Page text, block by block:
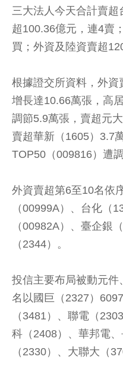
三大法人今天合計賣
超100.36億元，連4賣
買；外資及陸資賣超
根據證交所資料，外
增長達10.66萬張，高
調節5.9萬張，賣超元
賣超華新（1605）3.7
TOP50（009816）遭
外資賣超第6至10名依
（00999A）、台化（
（00982A）、臺企銀
（2344）。
投信主要布局被動元
名以國巨（2327）
（3481）、聯電（
科（2408）、華邦電
（2330）、大聯大（